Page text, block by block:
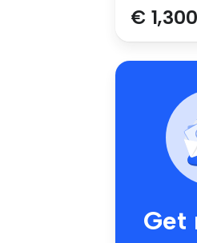
€ 1,300
Get